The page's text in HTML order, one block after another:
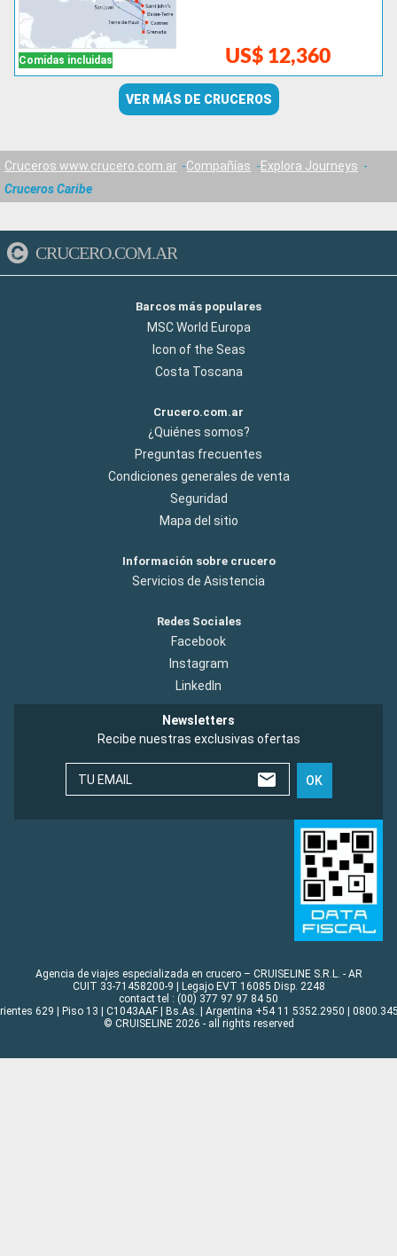
Comidas incluidas US$ 12,360
VER MÁS DE CRUCEROS
Cruceros www.crucero.com.ar Compañías
Explora Journeys
Cruceros Caribe
CRUCERO.COM.AR
Barcos más populares
MSC World Europa
Icon of the Seas
Costa Toscana
Crucero.com.ar
¿Quiénes somos?
Preguntas frecuentes
Condiciones generales de venta
Seguridad
Mapa del sitio
Información sobre crucero
Servicios de Asistencia
Redes Sociales
Facebook
Instagram
LinkedIn
Newsletters
Recibe nuestras exclusivas ofertas
TU EMAIL OK
Agencia de viajes especializada en crucero – CRUISELINE S.R.L. - AR
CUIT 33-71458200-9 | Legajo EVT 16085 Disp. 2248
contact tel : (00) 377 97 97 84 50
629 | Piso 13 | C1043AAF | Bs.As. | Argentina +54 11 5352.2950 |
© CRUISELINE 2026 - all rights reserved